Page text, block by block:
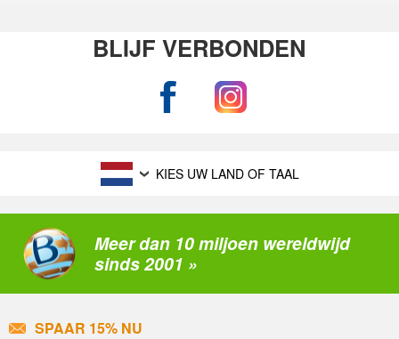
BLIJF VERBONDEN
KIES UW LAND OF TAAL
Meer dan 10 miljoen wereldwijd
sinds 2001 »
SPAAR 15% NU